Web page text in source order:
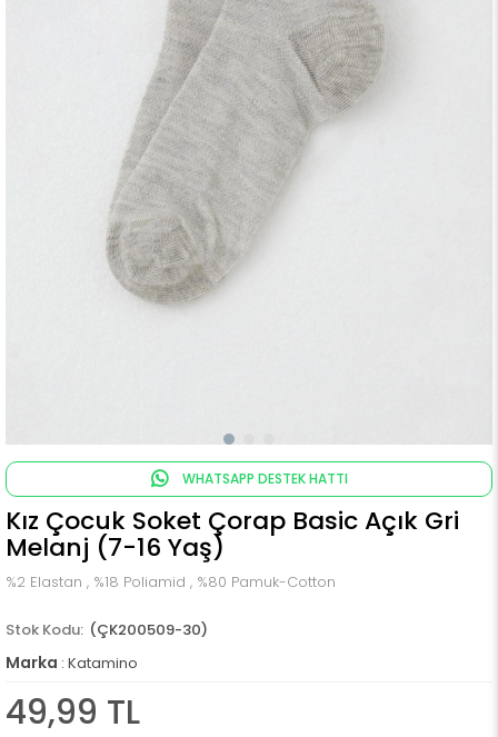
WHATSAPP DESTEK HATTI
Kız Çocuk Soket Çorap Basic Açık Gri
Melanj (7-16 Yaş)
%2 Elastan , %18 Poliamid , %80 Pamuk-Cotton
(ÇK200509-30)
Marka : Katamino
49,99 TL